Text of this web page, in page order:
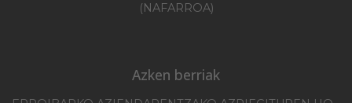
(NAFARROA)
Azken berriak